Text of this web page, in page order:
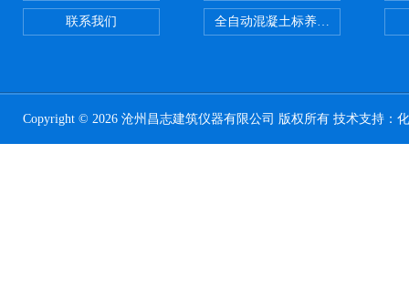
联系我们 全自动混凝土标养室恒温恒湿设备
Copyright © 2026 沧州昌志建筑仪器有限公司 版权所有 技术支持：